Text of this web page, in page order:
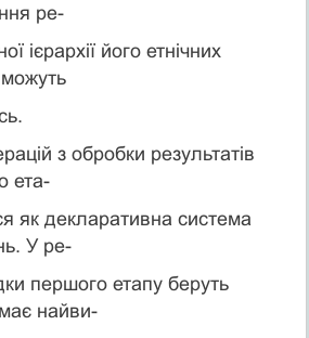
ре-
ієрархії його етнічних
з обробки результатів
ета-
як декларативна система
У ре-
першого етапу беруть
найви-